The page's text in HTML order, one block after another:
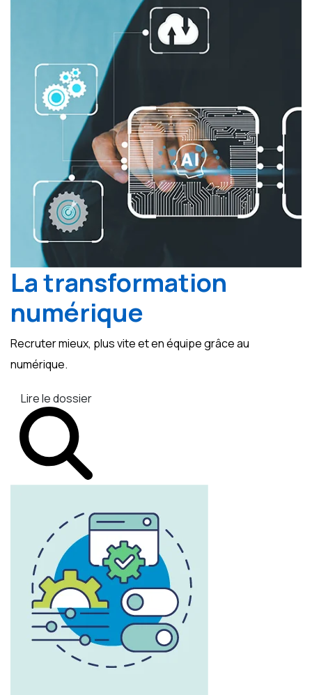
La transformation
numérique
Recruter mieux, plus vite et en équipe grâce au
numérique.
Lire le dossier